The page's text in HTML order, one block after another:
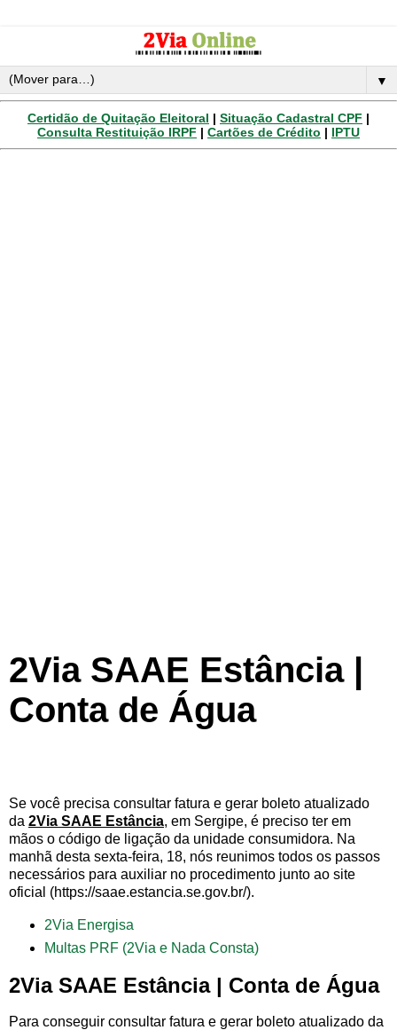
▼
Certidão de Quitação Eleitoral | Situação Cadastral CPF |
Consulta Restituição IRPF | Cartões de Crédito | IPTU
2Via SAAE Estância |
Conta de Água
Se você precisa consultar fatura e gerar boleto atualizado
da 2Via SAAE Estância, em Sergipe, é preciso ter em
mãos o código de ligação da unidade consumidora. Na
manhã desta sexta-feira, 18, nós reunimos todos os passos
necessários para auxiliar no procedimento junto ao site
oficial (https://saae.estancia.se.gov.br/).
2Via Energisa
Multas PRF (2Via e Nada Consta)
2Via SAAE Estância | Conta de Água
Para conseguir consultar fatura e gerar boleto atualizado da